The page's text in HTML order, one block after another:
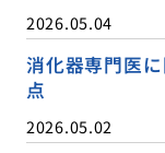
2026.05.04
消化器専門医
点
2026.05.02